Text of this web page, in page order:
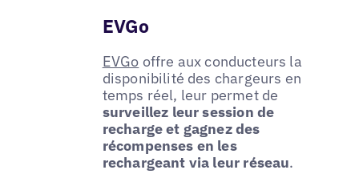
EVGo
EVGo offre aux conducteurs la
disponibilité des chargeurs en
temps réel, leur permet de
surveillez leur session de
recharge et gagnez des
récompenses en les
rechargeant via leur réseau.